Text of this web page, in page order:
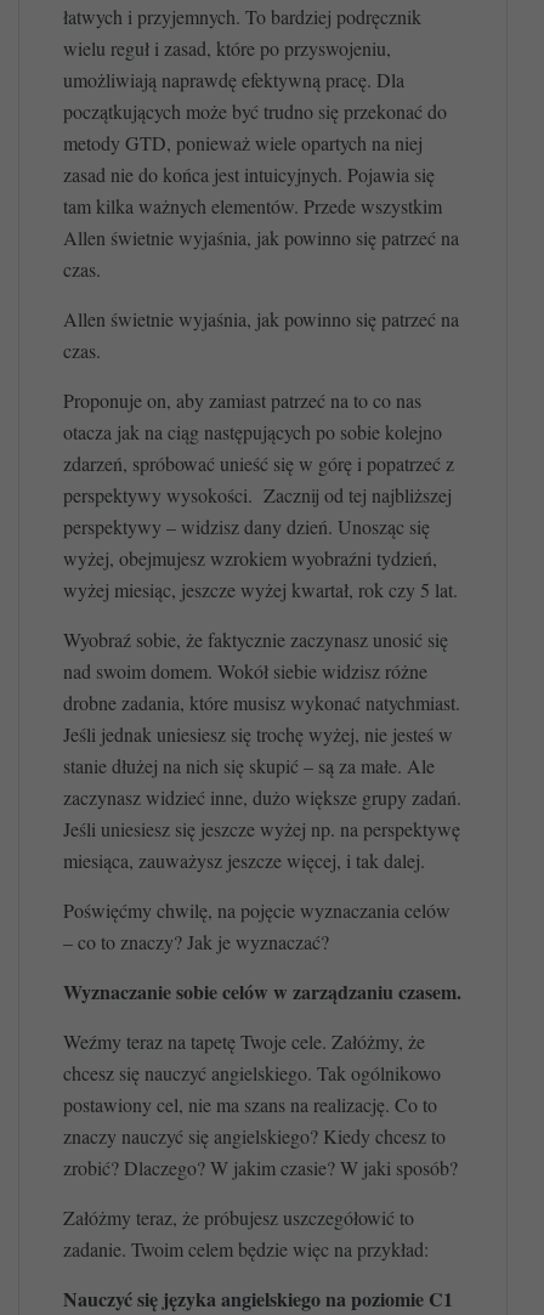
łatwych i przyjemnych. To bardziej podręcznik
wielu reguł i zasad, które po przyswojeniu,
umożliwiają naprawdę efektywną pracę. Dla
początkujących może być trudno się przekonać do
metody GTD, ponieważ wiele opartych na niej
zasad nie do końca jest intuicyjnych. Pojawia się
tam kilka ważnych elementów. Przede wszystkim
Allen świetnie wyjaśnia, jak powinno się patrzeć na
czas.
Allen świetnie wyjaśnia, jak powinno się patrzeć na
czas.
Proponuje on, aby zamiast patrzeć na to co nas
otacza jak na ciąg następujących po sobie kolejno
zdarzeń, spróbować unieść się w górę i popatrzeć z
perspektywy wysokości. Zacznij od tej najbliższej
perspektywy – widzisz dany dzień. Unosząc się
wyżej, obejmujesz wzrokiem wyobraźni tydzień,
wyżej miesiąc, jeszcze wyżej kwartał, rok czy 5 lat.
Wyobraź sobie, że faktycznie zaczynasz unosić się
nad swoim domem. Wokół siebie widzisz różne
drobne zadania, które musisz wykonać natychmiast.
Jeśli jednak uniesiesz się trochę wyżej, nie jesteś w
stanie dłużej na nich się skupić – są za małe. Ale
zaczynasz widzieć inne, dużo większe grupy zadań.
Jeśli uniesiesz się jeszcze wyżej np. na perspektywę
miesiąca, zauważysz jeszcze więcej, i tak dalej.
Poświęćmy chwilę, na pojęcie wyznaczania celów
– co to znaczy? Jak je wyznaczać?
Wyznaczanie sobie celów w zarządzaniu czasem.
Weźmy teraz na tapetę Twoje cele. Załóżmy, że
chcesz się nauczyć angielskiego. Tak ogólnikowo
postawiony cel, nie ma szans na realizację. Co to
znaczy nauczyć się angielskiego? Kiedy chcesz to
zrobić? Dlaczego? W jakim czasie? W jaki sposób?
Załóżmy teraz, że próbujesz uszczegółowić to
zadanie. Twoim celem będzie więc na przykład:
Nauczyć się języka angielskiego na poziomie C1